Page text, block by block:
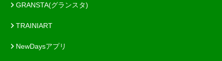
GRANSTA(グランスタ)
TRAINIART
NewDaysアプリ